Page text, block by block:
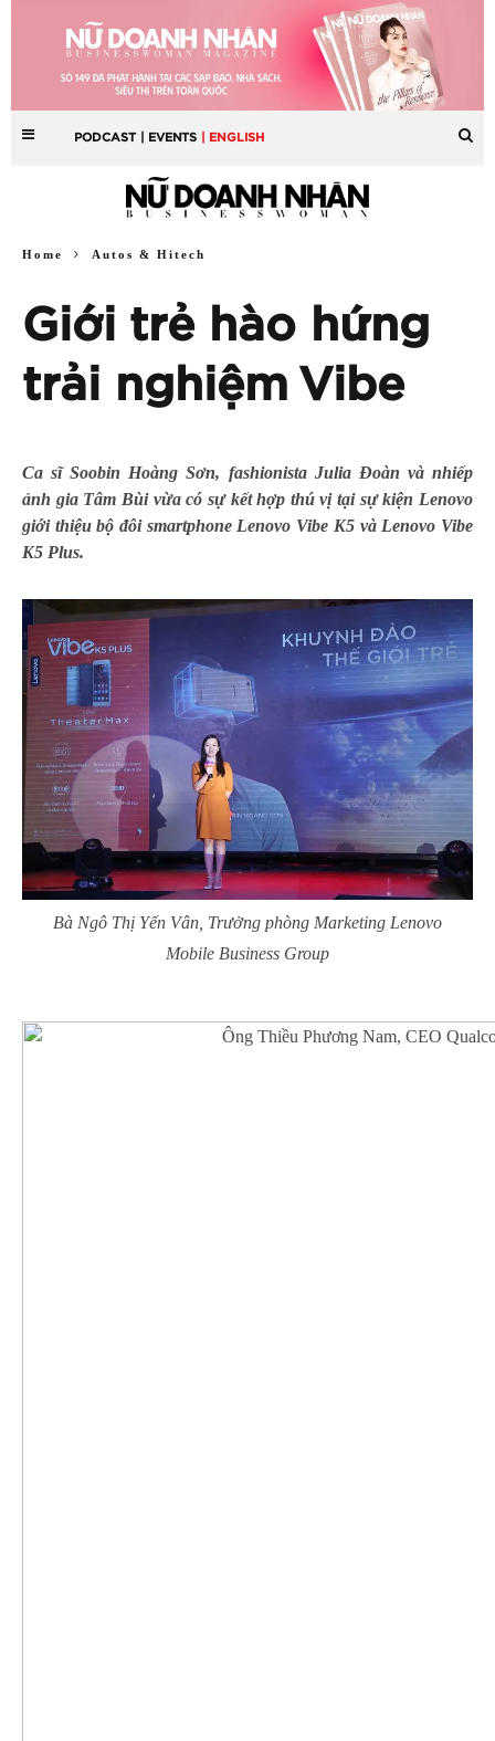
PODCAST | EVENTS | ENGLISH
Home Autos & Hitech
Giới trẻ hào hứng
trải nghiệm Vibe
Ca sĩ Soobin Hoàng Sơn, fashionista Julia Đoàn và nhiếp
ảnh gia Tâm Bùi vừa có sự kết hợp thú vị tại sự kiện Lenovo
giới thiệu bộ đôi smartphone Lenovo Vibe K5 và Lenovo Vibe
K5 Plus.
Bà Ngô Thị Yến Vân, Trưởng phòng Marketing Lenovo
Mobile Business Group